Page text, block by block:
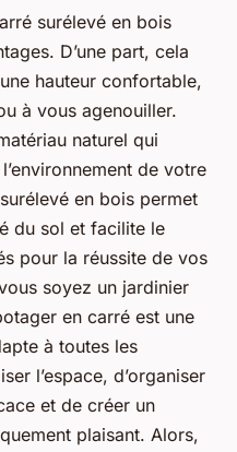
surélevé en bois
D’une part, cela
hauteur confortable,
à vous agenouiller.
naturel qui
de votre
en bois permet
du sol et facilite le
pour la réussite de vos
soyez un jardinier
en carré est une
à toutes les
l’espace, d’organiser
et de créer un
plaisant. Alors,